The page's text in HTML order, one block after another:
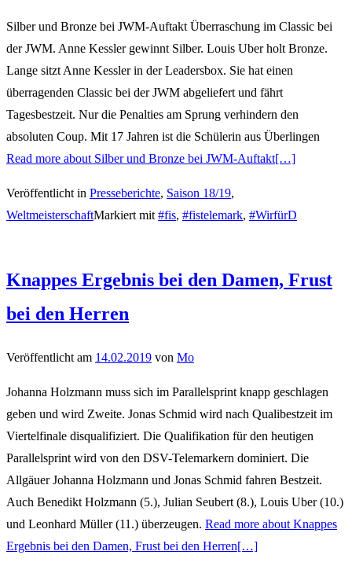
Silber und Bronze bei JWM-Auftakt Überraschung im Classic bei
der JWM. Anne Kessler gewinnt Silber. Louis Uber holt Bronze.
Lange sitzt Anne Kessler in der Leadersbox. Sie hat einen
überragenden Classic bei der JWM abgeliefert und fährt
Tagesbestzeit. Nur die Penalties am Sprung verhindern den
absoluten Coup. Mit 17 Jahren ist die Schülerin aus Überlingen
Read more about Silber und Bronze bei JWM-Auftakt[…]
Veröffentlicht in Presseberichte, Saison 18/19,
WeltmeisterschaftMarkiert mit #fis, #fistelemark, #WirfürD
Knappes Ergebnis bei den Damen, Frust
bei den Herren
Veröffentlicht am 14.02.2019 von Mo
Johanna Holzmann muss sich im Parallelsprint knapp geschlagen
geben und wird Zweite. Jonas Schmid wird nach Qualibestzeit im
Viertelfinale disqualifiziert. Die Qualifikation für den heutigen
Parallelsprint wird von den DSV-Telemarkern dominiert. Die
Allgäuer Johanna Holzmann und Jonas Schmid fahren Bestzeit.
Auch Benedikt Holzmann (5.), Julian Seubert (8.), Louis Uber (10.)
und Leonhard Müller (11.) überzeugen. Read more about Knappes
Ergebnis bei den Damen, Frust bei den Herren[…]